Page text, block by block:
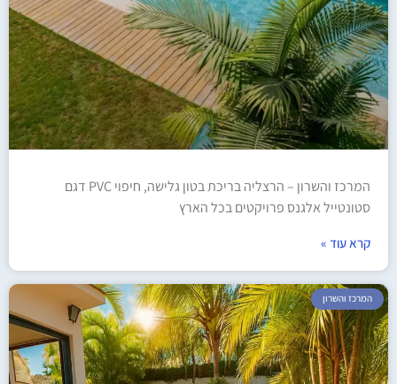
המרכז והשרון – הרצליה בריכת בטון גלישה, חיפוי PVC דגם
סטונטייל אלגנס פרויקטים בכל הארץ
קרא עוד »
המרכז והשרון